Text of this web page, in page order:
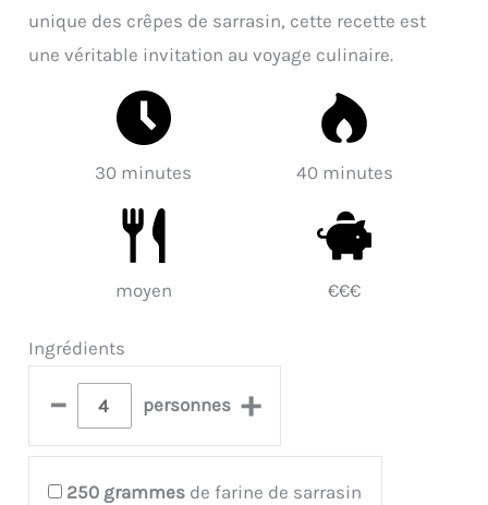
unique des crêpes de sarrasin, cette recette est
une véritable invitation au voyage culinaire.
30 minutes 40 minutes
moyen €€€
Ingrédients
– personnes +
250 grammes de farine de sarrasin